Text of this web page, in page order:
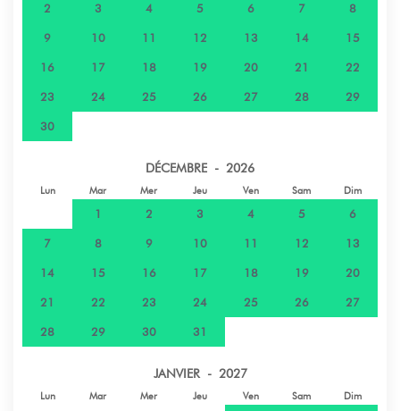
2 3 4 5 6 7 8
9 10 11 12 13 14 15
16 17 18 19 20 21 22
23 24 25 26 27 28 29
30
DÉCEMBRE - 2026
Lun Mar Mer Jeu Ven Sam Dim
1 2 3 4 5 6
7 8 9 10 11 12 13
14 15 16 17 18 19 20
21 22 23 24 25 26 27
28 29 30 31
JANVIER - 2027
Lun Mar Mer Jeu Ven Sam Dim